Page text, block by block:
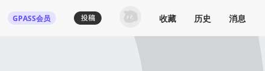
GPASS会员 收藏 历史 消息